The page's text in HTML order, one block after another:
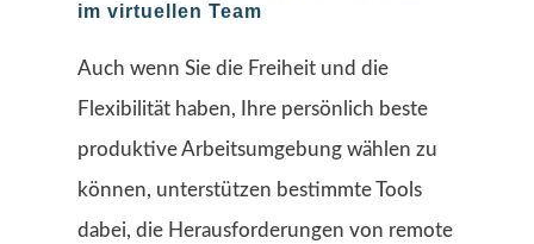
im virtuellen Team
Auch wenn Sie die Freiheit und die
Flexibilität haben, Ihre persönlich beste
produktive Arbeitsumgebung wählen zu
können, unterstützen bestimmte Tools
dabei, die Herausforderungen von remote